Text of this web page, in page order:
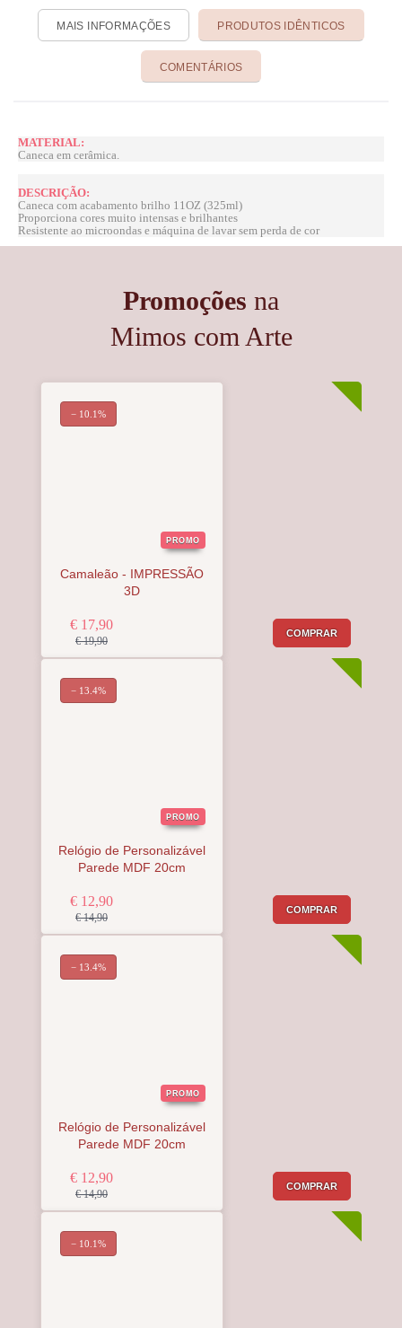
MAIS INFORMAÇÕES PRODUTOS IDÊNTICOS
COMENTÁRIOS
MATERIAL:
Caneca em cerâmica.
DESCRIÇÃO:
Caneca com acabamento brilho 11OZ (325ml)
Proporciona cores muito intensas e brilhantes
Resistente ao microondas e máquina de lavar sem perda de cor
Promoções na
Mimos com Arte
PROMO
Camaleão - IMPRESSÃO
3D
€ 17,90
€ 19,90
COMPRAR
− 10.1%
PROMO
Relógio de Personalizável
Parede MDF 20cm
€ 12,90
€ 14,90
COMPRAR
− 13.4%
PROMO
Relógio de Personalizável
Parede MDF 20cm
€ 12,90
€ 14,90
COMPRAR
− 13.4%
− 10.1%